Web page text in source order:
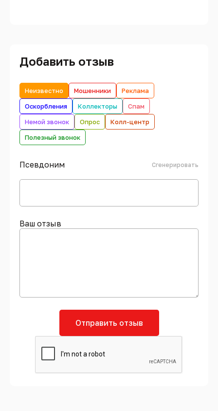
Добавить отзыв
Неизвестно Мошенники
Реклама
Оскорбления
Коллекторы
Спам
Немой звонок
Опрос
Колл-центр
Полезный звонок
Псевдоним Сгенерировать
Ваш отзыв
Отправить отзыв